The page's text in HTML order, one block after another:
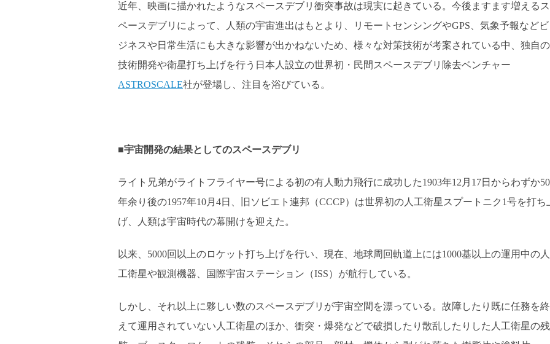
近年、映画に描かれたようなスペースデブリ衝突事故は現実に起きている。今後ますます増えるス
ペースデブリによって、人類の宇宙進出はもとより、リモートセンシングやGPS、気象予報などビ
ジネスや日常生活にも大きな影響が出かねないため、様々な対策技術が考案されている中、独自の
技術開発や衛星打ち上げを行う日本人設立の世界初・民間スペースデブリ除去ベンチャー
ASTROSCALE社が登場し、注目を浴びている。
■宇宙開発の結果としてのスペースデブリ
ライト兄弟がライトフライヤー号による初の有人動力飛行に成功した1903年12月17日からわずか50
年余り後の1957年10月4日、旧ソビエト連邦（CCCP）は世界初の人工衛星スプートニク1号を打ち
げ、人類は宇宙時代の幕開けを迎えた。
以来、5000回以上のロケット打ち上げを行い、現在、地球周回軌道上には1000基以上の運用中の人
工衛星や観測機器、国際宇宙ステーション（ISS）が航行している。
しかし、それ以上に夥しい数のスペースデブリが宇宙空間を漂っている。故障したり既に任務を終
えて運用されていない人工衛星のほか、衝突・爆発などで破損したり散乱したりした人工衛星の残